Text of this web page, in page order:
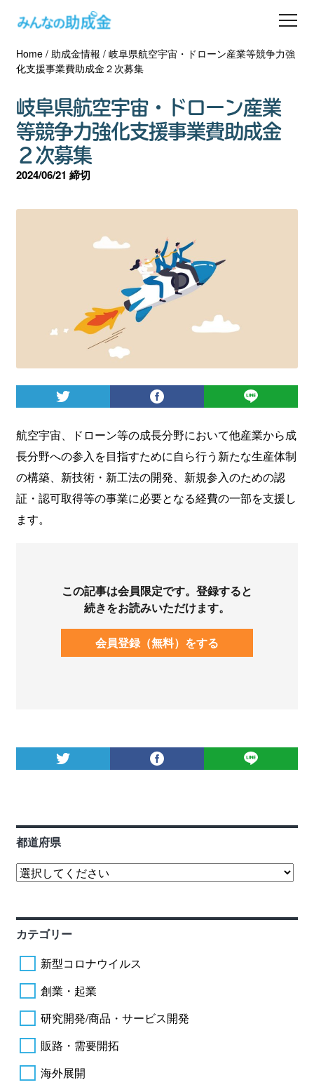
助成金を探す
士業の方へ
助成金コラム
専門家一覧
会員登録
ログイン
Home/ 助成金情報 / 岐阜県航空宇宙・ドローン産業等競争力強
化支援事業費助成金２次募集
岐阜県航空宇宙・ドローン産業
等競争力強化支援事業費助成金
２次募集
2024/06/21 締切
航空宇宙、ドローン等の成長分野において他産業から成
長分野への参入を目指すために自ら行う新たな生産体制
の構築、新技術・新工法の開発、新規参入のための認
証・認可取得等の事業に必要となる経費の一部を支援し
ます。
この記事は会員限定です。登録すると
続きをお読みいただけます。
会員登録（無料）をする
都道府県
カテゴリー
新型コロナウイルス
創業・起業
研究開発/商品・サービス開発
販路・需要開拓
海外展開